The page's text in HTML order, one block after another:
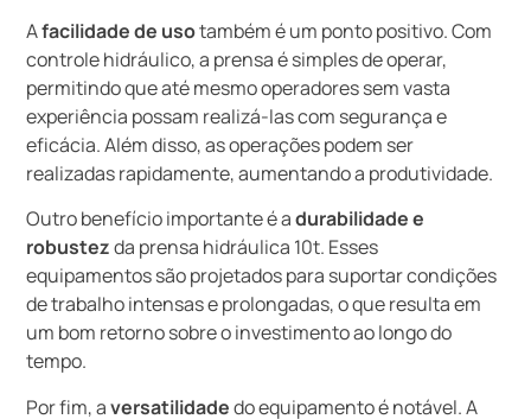
Afacilidade de usotambém é um ponto positivo. Com
controle hidráulico, a prensa é simples de operar,
permitindo que até mesmo operadores sem vasta
experiência possam realizá-las com segurança e
eficácia. Além disso, as operações podem ser
realizadas rapidamente, aumentando a produtividade.
Outro benefício importante é adurabilidade e
robustezda prensa hidráulica 10t. Esses
equipamentos são projetados para suportar condições
de trabalho intensas e prolongadas, o que resulta em
um bom retorno sobre o investimento ao longo do
tempo.
Por fim, aversatilidadedo equipamento é notável. A